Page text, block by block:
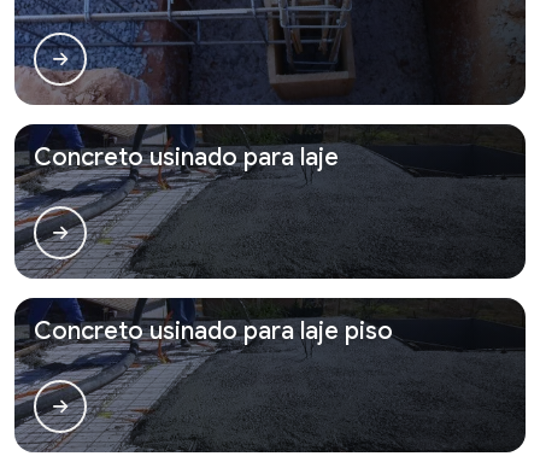
Concreto usinado para laje
Concreto usinado para laje piso